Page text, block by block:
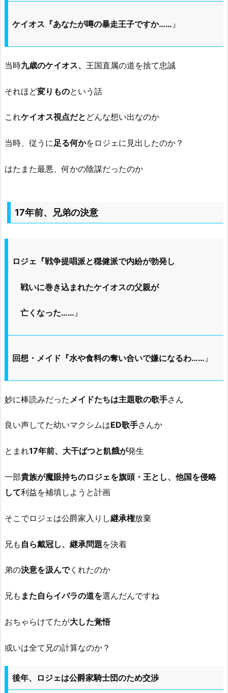
ケイオス『あなたが噂の暴走王子ですか……』
当時九歳のケイオス、 王国直属の道を捨て忠誠
それほど変りものという話
これケイオス視点だと どんな想い出なのか
当時、従うに足る何かをロジェに見出したのか？
はたまた最悪、何かの陰謀だったのか
17年前、兄弟の決意
ロジェ『戦争提唱派と穏健派で内紛が勃発し
戦いに巻き込まれたケイオスの父親が
亡くなった……』
回想・メイド『水や食料の奪い合いで嫌になるわ…… 』
妙に棒読みだった メイドたちは主題歌の歌手さん
良い声してた幼いマクシムはED歌手さんか
とまれ17年前、大干ばつと飢餓が発生
一部貴族が魔眼持ちのロジェを旗頭・王とし、他国を侵略
して利益を補填しようと計画
そこでロジェは公爵家入りし継承権放棄
兄も 自ら戴冠し、継承問題を決着
弟の決意を汲んでくれたのか
兄も また自らイバラの道を選んだんですね
おちゃらけてたが大した覚悟
或いは全て兄の計算なのか？
後年、ロジェは公爵家騎士団のため交渉